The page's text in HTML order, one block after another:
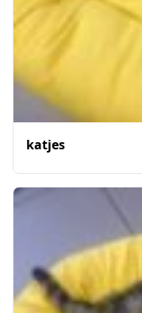
katjes